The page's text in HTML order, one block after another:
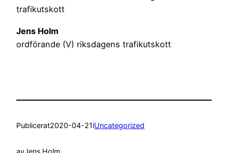
trafikutskott
Jens Holm
ordförande (V) riksdagens trafikutskott
Publicerat2020-04-21iUncategorized
avJens Holm